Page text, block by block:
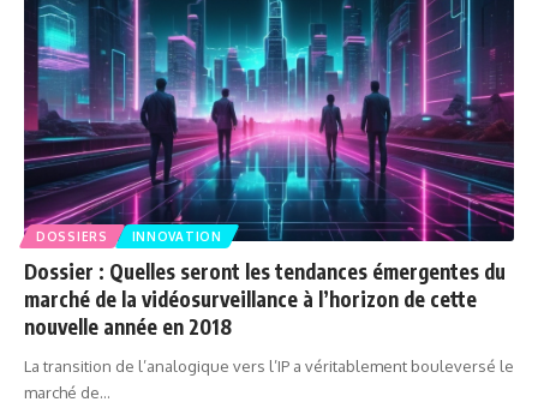
DOSSIERS INNOVATION
Dossier : Quelles seront les tendances émergentes du
marché de la vidéosurveillance à l’horizon de cette
nouvelle année en 2018
La transition de l’analogique vers l’IP a véritablement bouleversé le
marché de…